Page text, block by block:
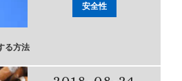
安全性
る方法